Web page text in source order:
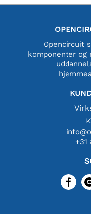
Opencircuit
komponenter og
+31